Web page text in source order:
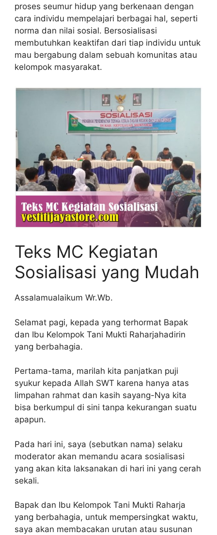
proses seumur hidup yang berkenaan dengan
cara individu mempelajari berbagai hal, seperti
norma dan nilai sosial. Bersosialisasi
membutuhkan keaktifan dari tiap individu untuk
mau bergabung dalam sebuah komunitas atau
kelompok masyarakat.
Teks MC Kegiatan
Sosialisasi yang Mudah
Assalamualaikum Wr.Wb.
Selamat pagi, kepada yang terhormat Bapak
dan Ibu Kelompok Tani Mukti Raharjahadirin
yang berbahagia.
Pertama-tama, marilah kita panjatkan puji
syukur kepada Allah SWT karena hanya atas
limpahan rahmat dan kasih sayang-Nya kita
bisa berkumpul di sini tanpa kekurangan suatu
apapun.
Pada hari ini, saya (sebutkan nama) selaku
moderator akan memandu acara sosialisasi
yang akan kita laksanakan di hari ini yang cerah
sekali.
Bapak dan Ibu Kelompok Tani Mukti Raharja
yang berbahagia, untuk mempersingkat waktu,
saya akan membacakan urutan atau susunan